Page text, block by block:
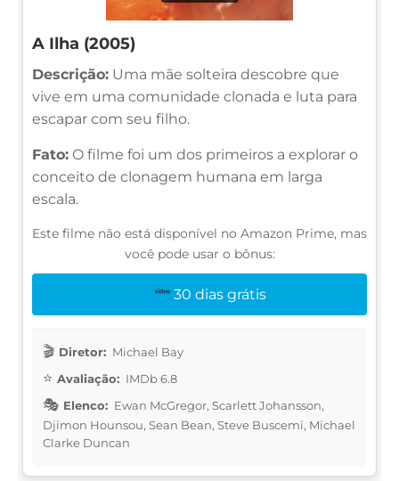
A Ilha (2005)
Descrição: Uma mãe solteira descobre que
vive em uma comunidade clonada e luta para
escapar com seu filho.
Fato: O filme foi um dos primeiros a explorar o
conceito de clonagem humana em larga
escala.
Este filme não está disponível no Amazon Prime, mas
você pode usar o bônus:
30 dias grátis
Diretor: Michael Bay
Avaliação: IMDb 6.8
Elenco: Ewan McGregor, Scarlett Johansson,
Djimon Hounsou, Sean Bean, Steve Buscemi, Michael
Clarke Duncan